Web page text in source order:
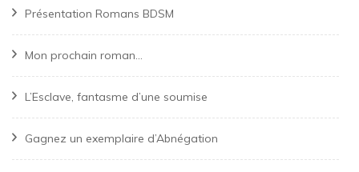
Présentation Romans BDSM
Mon prochain roman…
L’Esclave, fantasme d’une soumise
Gagnez un exemplaire d’Abnégation